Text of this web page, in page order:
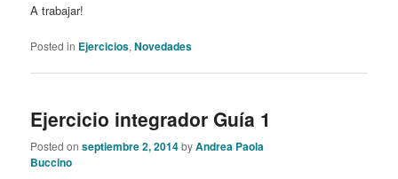
A trabajar!
Posted in Ejercicios,Novedades
Ejercicio integrador Guía 1
Posted onseptiembre 2, 2014byAndrea Paola
Buccino